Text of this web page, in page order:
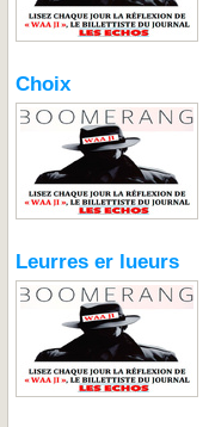
Choix
Leurres er lueurs